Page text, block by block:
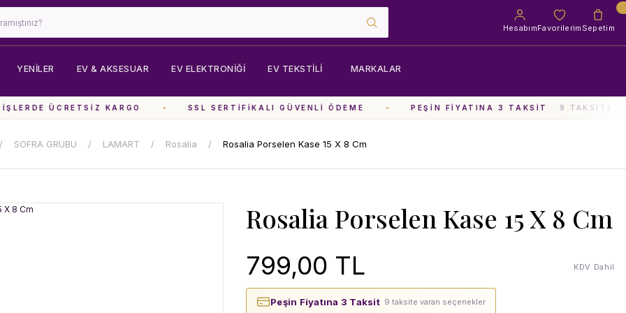
HesabımFavorilerim Sepetim
YENİLER EV & AKSESUAR EV ELEKTRONIĞI EV TEKSTILI MARKALAR
ÜCRETSIZ KARGO SSL SERTIFIKALI GÜVENLI ÖDEME PEŞIN FIYATINA 3 TAKSIT · 9 TAKSITE
SOFRA GRUBU LAMART Rosalia Rosalia Porselen Kase 15 X 8 Cm
Rosalia Porselen Kase 15 X 8 Cm
799,00 TL KDV Dahil
Peşin Fiyatına 3 Taksit· 9 taksite varan seçenekler